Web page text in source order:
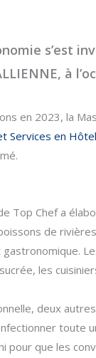
s’est
à
en 2023, la
Services en
Top Chef a
de
les
deux
toute
pour que les